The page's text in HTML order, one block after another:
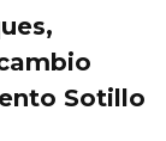
Sotillo